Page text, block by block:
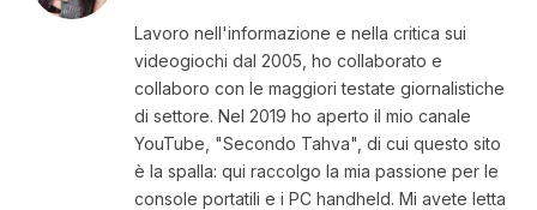
Lavoro nell'informazione e nella critica sui
videogiochi dal 2005, ho collaborato e
collaboro con le maggiori testate giornalistiche
di settore. Nel 2019 ho aperto il mio canale
YouTube, "Secondo Tahva", di cui questo sito
è la spalla: qui raccolgo la mia passione per le
console portatili e i PC handheld. Mi avete letta